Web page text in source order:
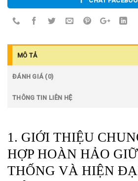
MÔ TẢ
ĐÁNH GIÁ (0)
THÔNG TIN LIÊN HỆ
1. GIỚI THIỆU
HỢP HOÀN HẢO
THỐNG VÀ HIỆN